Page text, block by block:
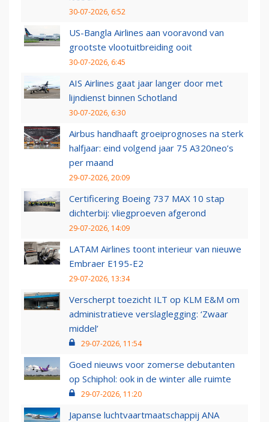
30-07-2026, 6:52
US-Bangla Airlines aan vooravond van
grootste vlootuitbreiding ooit
30-07-2026, 6:45
AIS Airlines gaat jaar langer door met
lijndienst binnen Schotland
30-07-2026, 6:30
Airbus handhaaft groeiprognoses na sterk
halfjaar: eind volgend jaar 75 A320neo’s
per maand
29-07-2026, 20:09
Certificering Boeing 737 MAX 10 stap
dichterbij: vliegproeven afgerond
29-07-2026, 14:09
LATAM Airlines toont interieur van nieuwe
Embraer E195-E2
29-07-2026, 13:34
Verscherpt toezicht ILT op KLM E&M om
administratieve verslaglegging: ‘Zwaar
middel’
29-07-2026, 11:54
Goed nieuws voor zomerse debutanten
op Schiphol: ook in de winter alle ruimte
29-07-2026, 11:20
Japanse luchtvaartmaatschappij ANA